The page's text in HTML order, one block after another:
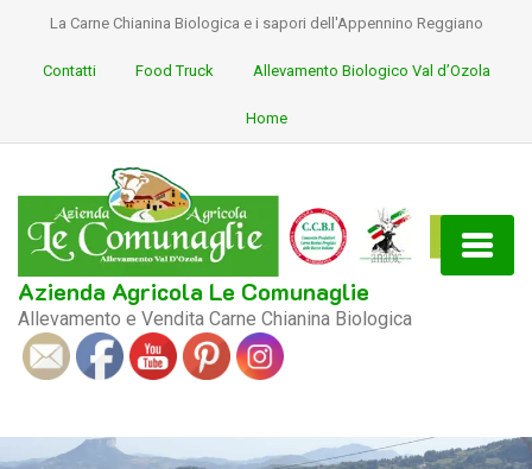
La Carne Chianina Biologica e i sapori dell'Appennino Reggiano
Contatti Food Truck Allevamento Biologico Val d’Ozola
Home
Azienda Agricola Le Comunaglie
Allevamento e Vendita Carne Chianina Biologica
Social